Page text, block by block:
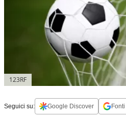
123RF
Seguici su: Google Discover